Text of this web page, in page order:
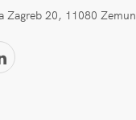
Zagreb 20, 11080 Zemun